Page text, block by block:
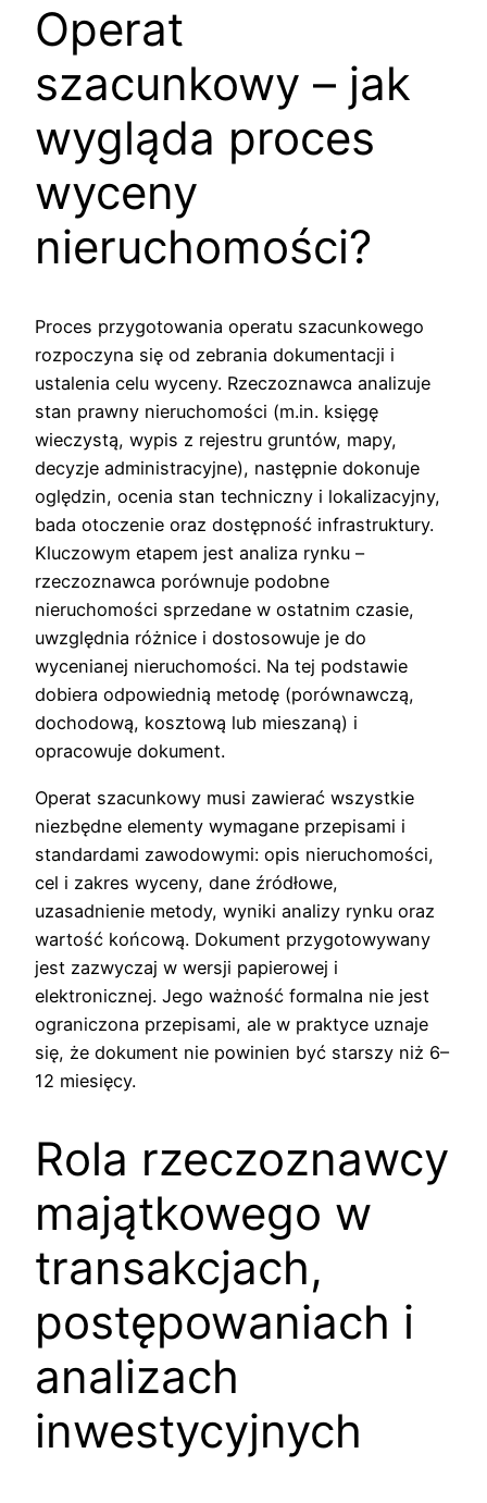
Operat
szacunkowy – jak
wygląda proces
wyceny
nieruchomości?
Proces przygotowania operatu szacunkowego
rozpoczyna się od zebrania dokumentacji i
ustalenia celu wyceny. Rzeczoznawca analizuje
stan prawny nieruchomości (m.in. księgę
wieczystą, wypis z rejestru gruntów, mapy,
decyzje administracyjne), następnie dokonuje
oględzin, ocenia stan techniczny i lokalizacyjny,
bada otoczenie oraz dostępność infrastruktury.
Kluczowym etapem jest analiza rynku –
rzeczoznawca porównuje podobne
nieruchomości sprzedane w ostatnim czasie,
uwzględnia różnice i dostosowuje je do
wycenianej nieruchomości. Na tej podstawie
dobiera odpowiednią metodę (porównawczą,
dochodową, kosztową lub mieszaną) i
opracowuje dokument.
Operat szacunkowy musi zawierać wszystkie
niezbędne elementy wymagane przepisami i
standardami zawodowymi: opis nieruchomości,
cel i zakres wyceny, dane źródłowe,
uzasadnienie metody, wyniki analizy rynku oraz
wartość końcową. Dokument przygotowywany
jest zazwyczaj w wersji papierowej i
elektronicznej. Jego ważność formalna nie jest
ograniczona przepisami, ale w praktyce uznaje
się, że dokument nie powinien być starszy niż 6–
12 miesięcy.
Rola rzeczoznawcy
majątkowego w
transakcjach,
postępowaniach i
analizach
inwestycyjnych